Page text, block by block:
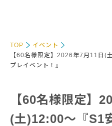
TOP
イベント
【60名様限定】2026年7月11日(
プレイベント！』
【60名様限定】
(土)12:00～『S1